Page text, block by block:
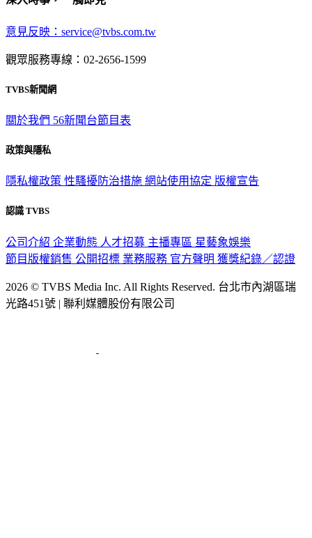
意見反映：service@tvbs.com.tw
觀眾服務專線：02-2656-1599
TVBS新聞網
關於我們 56新聞台節目表
政策與隱私
隱私權政策 性騷擾防治措施 網站使用協定 版權宣告
認識 TVBS
公司介紹 企業動態 人才招募 主播專區 星藝象娛樂
節目版權銷售 公開招標 業務服務 官方聲明 獲獎紀錄／認證
2026 © TVBS Media Inc. All Rights Reserved. 台北市內湖區瑞
光路451號 | 聯利媒體股份有限公司